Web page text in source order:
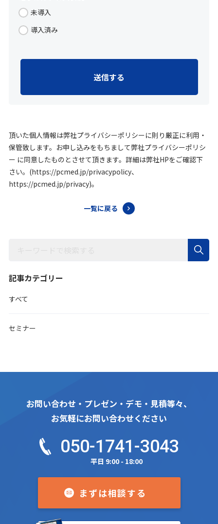
未導入
導入済み
頂いた個人情報は弊社プライバシーポリシーに則り厳正に利用・
保管致します。お申し込みをもちまして弊社プライバシーポリシ
ー に同意したものとさせて頂きます。詳細は弊社HPをご確認下
さい。(https://pcmed.jp/privacypolicy、
https://pcmed.jp/privacy)。
一覧に戻る
記事カテゴリー
すべて
セミナー
お問い合わせ・プレゼン・デモ・見積等々、
お気軽にお問い合わせください
050-1741-3043
平日 9:00 - 18:00
まずは相談する